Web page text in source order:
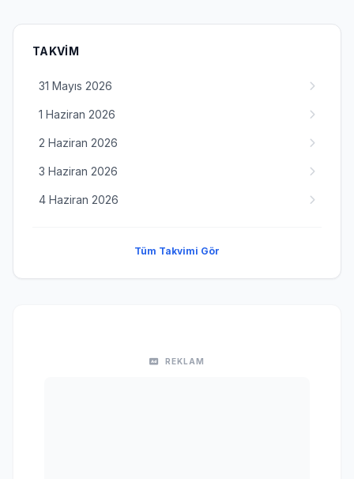
TAKVIM
31 Mayıs 2026
1 Haziran 2026
2 Haziran 2026
3 Haziran 2026
4 Haziran 2026
Tüm Takvimi Gör
REKLAM